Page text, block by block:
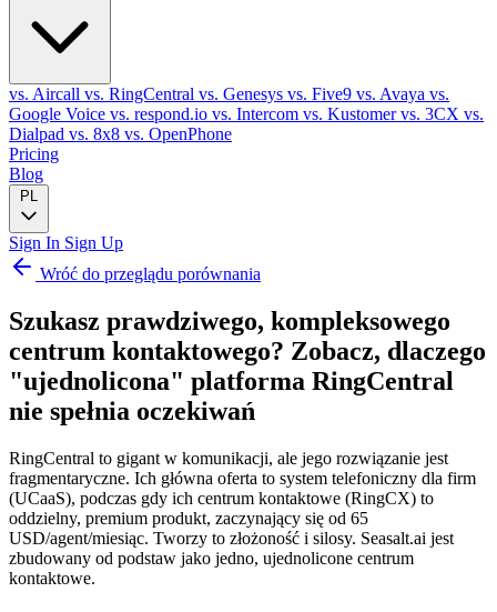
vs. Aircall vs. RingCentral vs. Genesys vs. Five9 vs. Avaya vs.
Google Voice vs. respond.io vs. Intercom vs. Kustomervs. 3CX vs.
Dialpad vs. 8x8 vs. OpenPhone
Pricing
Blog
PL
Sign In Sign Up
Wróć do przeglądu porównania
Szukasz prawdziwego, kompleksowego
centrum kontaktowego? Zobacz, dlaczego
"ujednolicona" platforma RingCentral
nie spełnia oczekiwań
RingCentral to gigant w komunikacji, ale jego rozwiązanie jest
fragmentaryczne. Ich główna oferta to system telefoniczny dla firm
(UCaaS), podczas gdy ich centrum kontaktowe (RingCX) to
oddzielny, premium produkt, zaczynający się od 65
USD/agent/miesiąc. Tworzy to złożoność i silosy. Seasalt.ai jest
zbudowany od podstaw jako jedno, ujednolicone centrum
kontaktowe.